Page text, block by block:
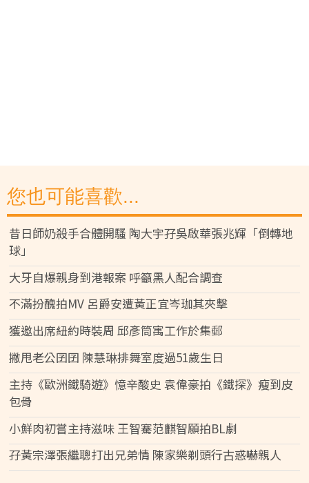
您也可能喜歡...
昔日師奶殺手合體開騷 陶大宇孖吳啟華張兆輝「倒轉地
球」
大牙自爆親身到港報案 呼籲黑人配合調查
不滿扮醜拍MV 呂爵安遭黃正宜岑珈其夾擊
獲邀出席紐約時裝周 邱彥筒寓工作於集郵
撇甩老公囝囝 陳慧琳排舞室度過51歲生日
主持《歐洲鐵騎遊》憶辛酸史 袁偉豪拍《鐵探》瘦到皮
包骨
小鮮肉初嘗主持滋味 王智騫范麒智願拍BL劇
孖黃宗澤張繼聰打出兄弟情 陳家樂剃頭行古惑嚇親人